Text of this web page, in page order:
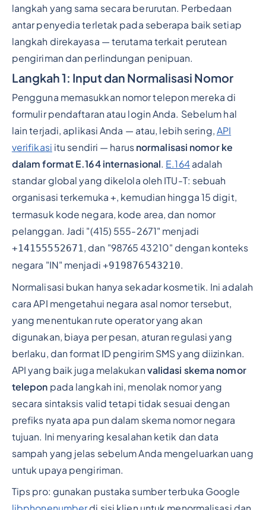
langkah yang sama secara berurutan. Perbedaan
antar penyedia terletak pada seberapa baik setiap
langkah direkayasa — terutama terkait perutean
pengiriman dan perlindungan penipuan.
Langkah 1: Input dan Normalisasi Nomor
Pengguna memasukkan nomor telepon mereka di
formulir pendaftaran atau login Anda. Sebelum hal
lain terjadi, aplikasi Anda — atau, lebih sering, API
verifikasi itu sendiri — harus normalisasi nomor ke
dalam format E.164 internasional. E.164adalah
standar global yang dikelola oleh ITU-T: sebuah
organisasi terkemuka +, kemudian hingga 15 digit,
termasuk kode negara, kode area, dan nomor
pelanggan. Jadi "(415) 555-2671" menjadi
+14155552671, dan "98765 43210" dengan konteks
negara "IN" menjadi +919876543210.
Normalisasi bukan hanya sekadar kosmetik. Ini adalah
cara API mengetahui negara asal nomor tersebut,
yang menentukan rute operator yang akan
digunakan, biaya per pesan, aturan regulasi yang
berlaku, dan format ID pengirim SMS yang diizinkan.
API yang baik juga melakukan validasi skema nomor
telepon pada langkah ini, menolak nomor yang
secara sintaksis valid tetapi tidak sesuai dengan
prefiks nyata apa pun dalam skema nomor negara
tujuan. Ini menyaring kesalahan ketik dan data
sampah yang jelas sebelum Anda mengeluarkan uang
untuk upaya pengiriman.
Tips pro: gunakan pustaka sumber terbuka Google